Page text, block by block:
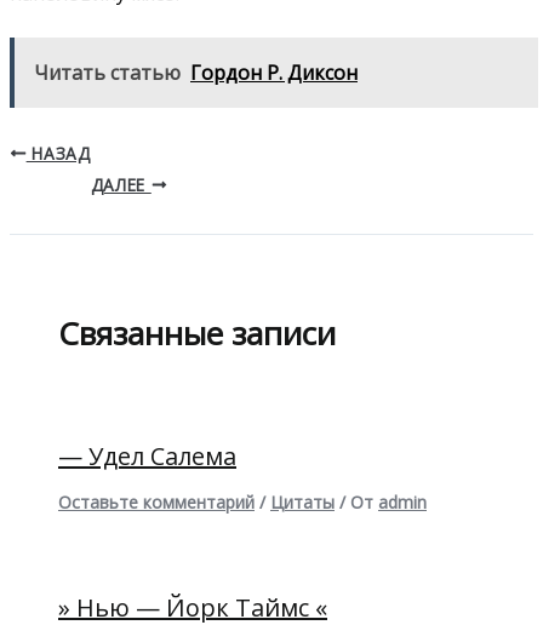
Читать статью Гордон Р. Диксон
НАЗАД
ДАЛЕЕ
Связанные записи
— Удел Салема
Оставьте комментарий / Цитаты / От admin
» Нью — Йорк Таймс «